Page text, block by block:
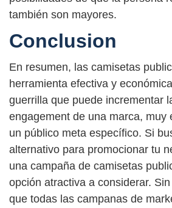
también son mayores.
Conclusion
En resumen, las camisetas
herramienta efectiva y
guerrilla que puede incrementar
engagement de una marca, muy
un público meta específico. Si
alternativo para promocionar tu
una campaña de camisetas
opción atractiva a considerar.
que todas las campanas de